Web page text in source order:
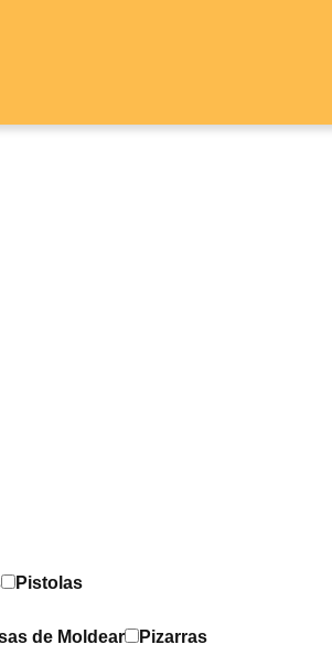
Pistolas
de Moldear
Pizarras